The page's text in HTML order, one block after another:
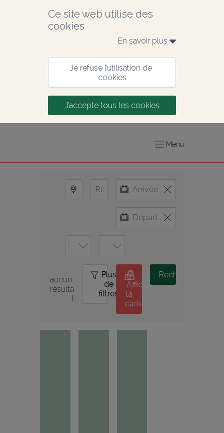
Ce site web utilise des
cookies
En savoir plus
Je refuse l’utilisation de
cookies
J’accepte tous les cookies
Menu
aucun
résulta
t
Plus
de
filtres
Afficher
la
carte
Rechercher